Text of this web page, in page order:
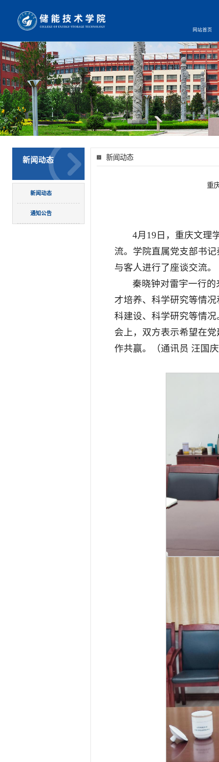
网站首页
新闻动态
新闻动态
通知公告
新闻动态
重
4月19日，重庆文理
流。学院直属党支部书
与客人进行了座谈交流。
秦晓钟对雷宇一行
才培养、科学研究等情
科建设、科学研究等情
会上，双方表示希望在
作共赢。（通讯员 汪国